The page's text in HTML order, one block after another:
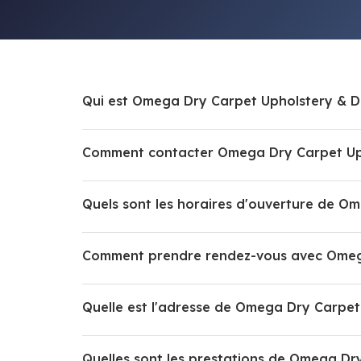
Qui est Omega Dry Carpet Upholstery &
Comment contacter Omega Dry Carpet
Quels sont les horaires d'ouverture de
Comment prendre rendez-vous avec
Quelle est l'adresse de Omega Dry